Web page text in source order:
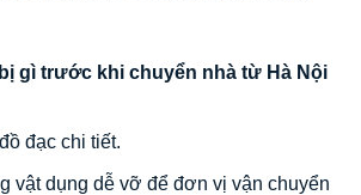
gì trước khi chuyển nhà từ Hà Nội
đạc chi tiết.
vật dụng dễ vỡ để đơn vị vận chuyển